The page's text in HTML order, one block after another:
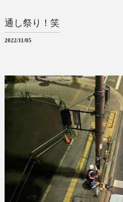
通し祭り！笑
2022/11/05